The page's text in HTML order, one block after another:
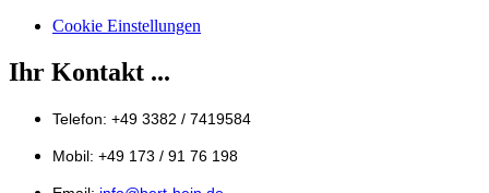
Cookie Einstellungen
Ihr Kontakt ...
Telefon: +49 3382 / 7419584
Mobil: +49 173 / 91 76 198